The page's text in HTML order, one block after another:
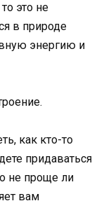
это не
в природе
энергию и
как кто-то
придаваться
не проще ли
вам